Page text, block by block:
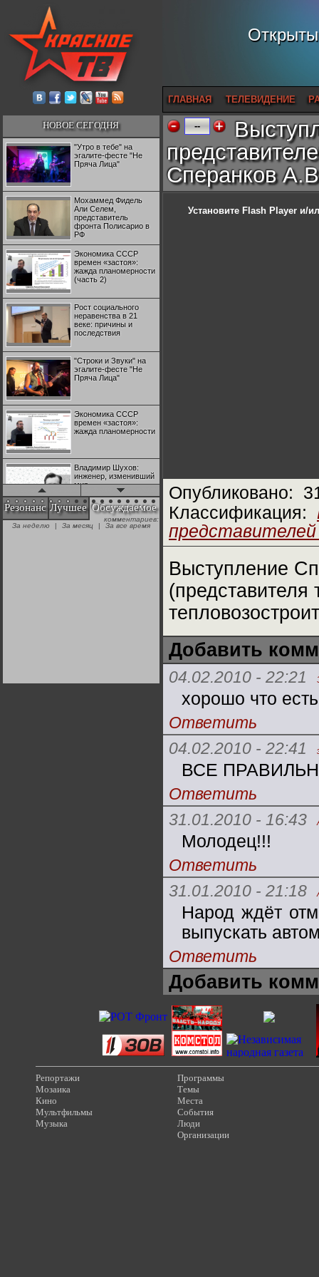
ГЛАВНАЯ ТЕЛЕВИДЕНИЕ
НОВОЕ СЕГОДНЯ
"Утро в тебе" на
эгалите-фесте "Не
Пряча Лица"
Мохаммед Фидель
Али Селем,
представитель
фронта Полисарио в
РФ
Экономика СССР
времен «застоя»:
жажда планомерности
(часть 2)
Рост социального
неравенства в 21
веке: причины и
последствия
"Строки и Звуки" на
эгалите-фесте "Не
Пряча Лица"
Экономика СССР
времен «застоя»:
жажда планомерности
Владимир Шухов:
инженер, изменивший
мир
"Аркадий Коц" на
эгалите-фесте "Не
Резонанс Лучшее Обсуждаемое
комментариев:
За неделю
| За месяц | За все время
--
Сперанков
Установите Flash Player и/
Опубликовано:
Классификация:
Выступление
(представителя
Добавить
04.02.2010 - 22:21
хорошо что
Ответить
04.02.2010 - 22:41
ВСЕ
Ответить
31.01.2010 - 16:43
Молодец!!!
Ответить
31.01.2010 - 21:18
Народ ждёт
выпускать
Ответить
Добавить
Репортажи
Мозаика
Кино
Мультфильмы
Музыка
Программы
Темы
Места
События
Люди
Организации